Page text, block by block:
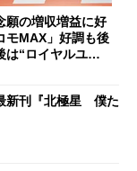
願の増収増益に好
MAX」好調も後
は“ロイヤルユー
新刊『北極星 僕た